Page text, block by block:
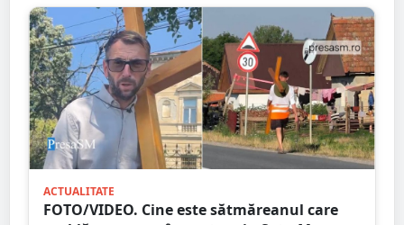
ACTUALITATE
FOTO/VIDEO. Cine este sătmăreanul care